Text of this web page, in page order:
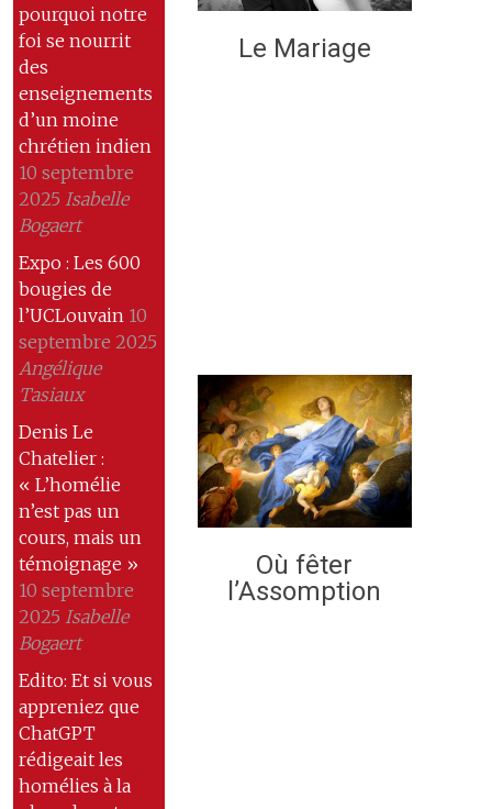
pourquoi notre
foi se nourrit
des
enseignements
d’un moine
chrétien indien
10 septembre
2025 Isabelle
Bogaert
Expo : Les 600
bougies de
l’UCLouvain 10
septembre 2025
Angélique
Tasiaux
Denis Le
Chatelier :
« L’homélie
n’est pas un
cours, mais un
témoignage »
10 septembre
2025 Isabelle
Bogaert
Edito: Et si vous
appreniez que
ChatGPT
rédigeait les
homélies à la
Le Mariage
Où fêter
l’Assomption